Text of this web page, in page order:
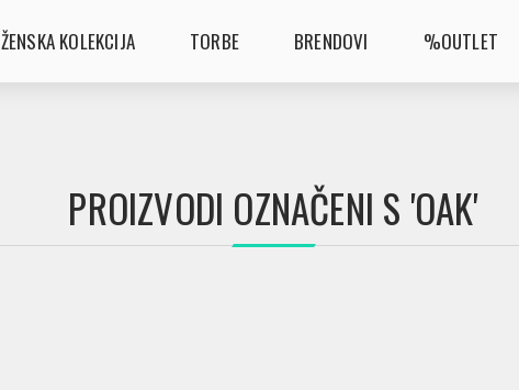
ŽENSKA KOLEKCIJA TORBE BRENDOVI %OUTLET
PROIZVODI OZNAČENI S 'OAK'